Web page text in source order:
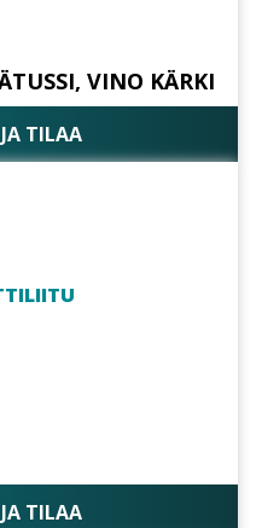
VINO KÄRKI
TILAA
TILAA